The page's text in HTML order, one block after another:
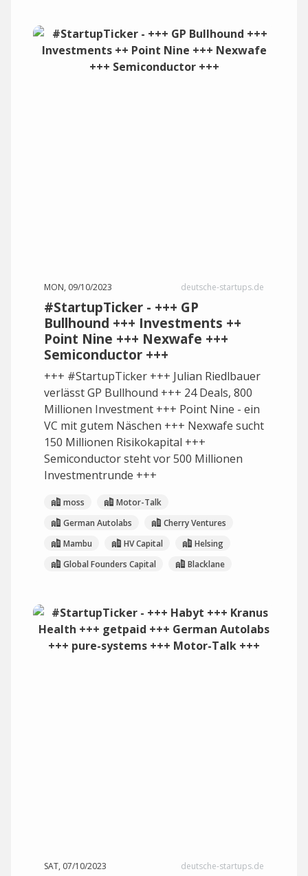
MON, 09/10/2023 deutsche-startups.de
#StartupTicker - +++ GP
Bullhound +++ Investments ++
Point Nine +++ Nexwafe +++
Semiconductor +++
+++ #StartupTicker +++ Julian Riedlbauer
verlässt GP Bullhound +++ 24 Deals, 800
Millionen Investment +++ Point Nine - ein
VC mit gutem Näschen +++ Nexwafe sucht
150 Millionen Risikokapital +++
Semiconductor steht vor 500 Millionen
Investmentrunde +++
moss
Motor-Talk
German Autolabs
Cherry Ventures
Mambu
HV Capital
Helsing
Global Founders Capital
Blacklane
SAT, 07/10/2023 deutsche-startups.de